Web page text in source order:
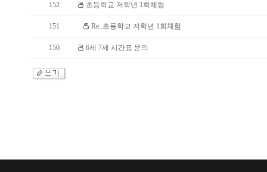
152 초등학교 저학년 1회체험
151 Re..초등학교 저학년 1회체험
150 6세 7세 시간표 문의